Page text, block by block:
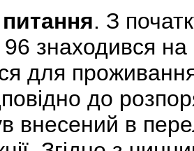
питання. З
знаходився на
для
до
внесений в